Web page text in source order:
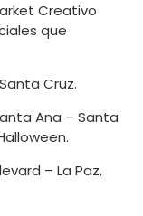
Creativo
que
Cruz.
Ana – Santa
– La Paz,